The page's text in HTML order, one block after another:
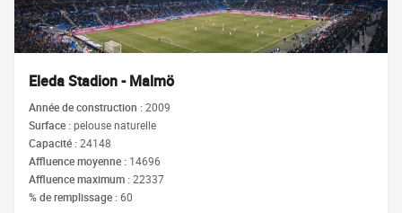
Eleda Stadion - Malmö
Année de construction :2009
Surface :pelouse naturelle
Capacité :24148
Affluence moyenne : 14696
Affluence maximum :22337
% de remplissage :60